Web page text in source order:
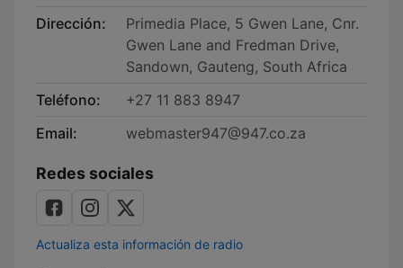
Dirección:
Primedia Place, 5 Gwen Lane, Cnr.
Gwen Lane and Fredman Drive,
Sandown, Gauteng, South Africa
Teléfono:
+27 11 883 8947
Email:
webmaster947@947.co.za
Redes sociales
Actualiza esta información de radio